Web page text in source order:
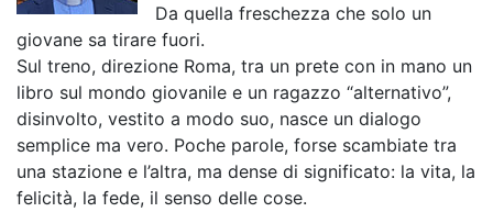
Da quella freschezza che solo un
giovane sa tirare fuori.
Sul treno, direzione Roma, tra un prete con in mano un
libro sul mondo giovanile e un ragazzo “alternativo”,
disinvolto, vestito a modo suo, nasce un dialogo
semplice ma vero. Poche parole, forse scambiate tra
una stazione e l’altra, ma dense di significato: la vita, la
felicità, la fede, il senso delle cose.